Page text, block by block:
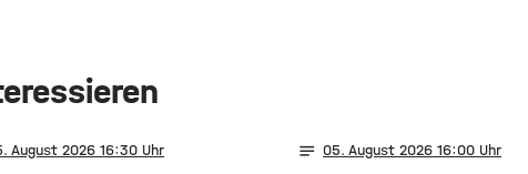
. August 2026 16:30 notes 05. August 2026 16:00